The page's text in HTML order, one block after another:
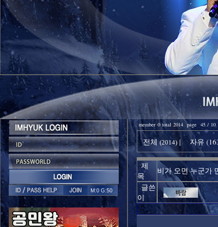
M:0 G:50
member 0 total 2014 page 45 / 10
전체(2014)| 자유
제
목
비가 오면 누군가
글쓴
이